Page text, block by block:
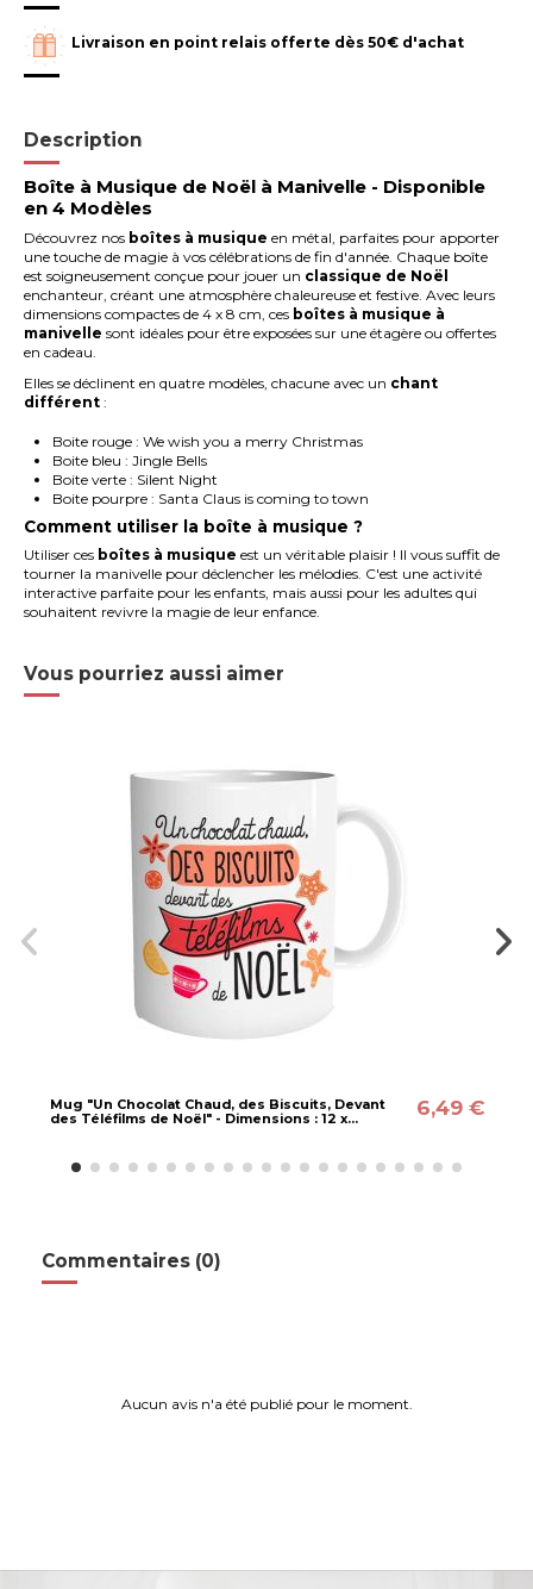
Livraison en point relais offerte dès 50€ d'achat
Description
Boîte à Musique de Noël à Manivelle - Disponible
en 4 Modèles
Découvrez nos boîtes à musique en métal, parfaites pour apporter
une touche de magie à vos célébrations de fin d'année. Chaque boîte
est soigneusement conçue pour jouer un classique de Noël
enchanteur, créant une atmosphère chaleureuse et festive. Avec leurs
dimensions compactes de 4 x 8 cm, ces boîtes à musique à
manivelle sont idéales pour être exposées sur une étagère ou offertes
en cadeau.
Elles se déclinent en quatre modèles, chacune avec un chant
différent :
Boite rouge : We wish you a merry Christmas
Boite bleu : Jingle Bells
Boite verte : Silent Night
Boite pourpre : Santa Claus is coming to town
Comment utiliser la boîte à musique ?
Utiliser ces boîtes à musique est un véritable plaisir ! Il vous suffit de
tourner la manivelle pour déclencher les mélodies. C'est une activité
interactive parfaite pour les enfants, mais aussi pour les adultes qui
souhaitent revivre la magie de leur enfance.
Vous pourriez aussi aimer
Mug "Un Chocolat Chaud, des Biscuits, Devant
des Téléfilms de Noël" - Dimensions : 12 x...
6,49 €
Commentaires (0)
Aucun avis n'a été publié pour le moment.